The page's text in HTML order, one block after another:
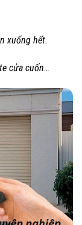
xuống hết.
cửa cuốn…